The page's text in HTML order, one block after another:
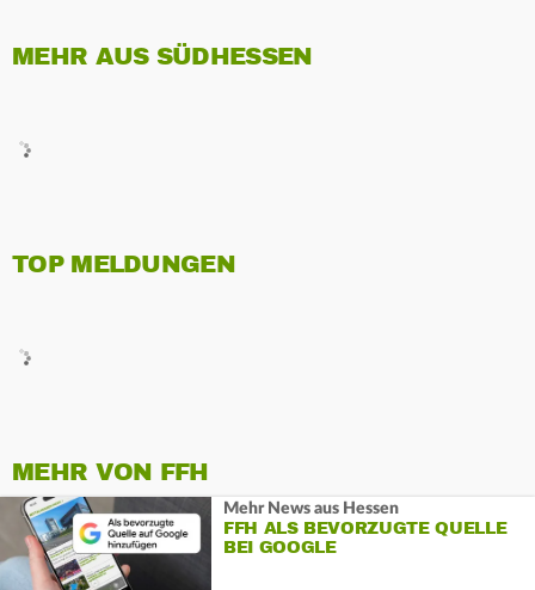
MEHR AUS SÜDHESSEN
TOP MELDUNGEN
MEHR VON FFH
Mehr News aus Hessen
FFH ALS BEVORZUGTE QUELLE
BEI GOOGLE